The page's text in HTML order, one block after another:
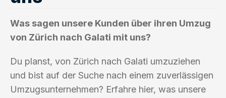
Was sagen unsere Kunden über ihren Umzug
von Zürich nach Galati mit uns?
Du planst, von Zürich nach Galati umzuziehen
und bist auf der Suche nach einem zuverlässigen
Umzugsunternehmen? Erfahre hier, was unsere